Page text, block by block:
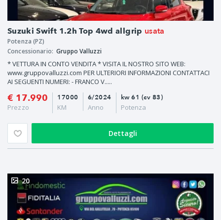
Suzuki Swift 1.2h Top 4wd allgrip usata
Potenza (PZ)
Concessionario: Gruppo Valluzzi
* VETTURA IN CONTO VENDITA * VISITA IL NOSTRO SITO WEB:
www.gruppovalluzzi.com PER ULTERIORI INFORMAZIONI CONTATTACI
AI SEGUENTI NUMERI: - FRANCO V.....
€ 17.990
Prezzo
6/2024
Anno
17000
KM
kw 61 (cv 83)
Potenza
Dettagli
20